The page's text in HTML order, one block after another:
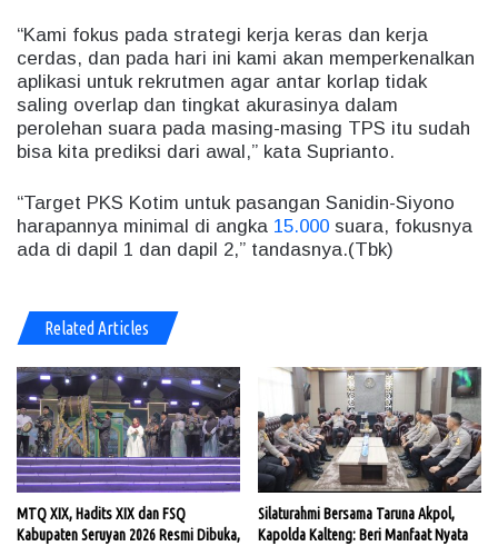
“Kami fokus pada strategi kerja keras dan kerja
cerdas, dan pada hari ini kami akan memperkenalkan
aplikasi untuk rekrutmen agar antar korlap tidak
saling overlap dan tingkat akurasinya dalam
perolehan suara pada masing-masing TPS itu sudah
bisa kita prediksi dari awal,” kata Suprianto.
“Target PKS Kotim untuk pasangan Sanidin-Siyono
harapannya minimal di angka 15.000 suara, fokusnya
ada di dapil 1 dan dapil 2,” tandasnya.(Tbk)
Related Articles
MTQ XIX, Hadits XIX dan FSQ
Kabupaten Seruyan 2026 Resmi Dibuka,
Silaturahmi Bersama Taruna Akpol,
Kapolda Kalteng: Beri Manfaat Nyata